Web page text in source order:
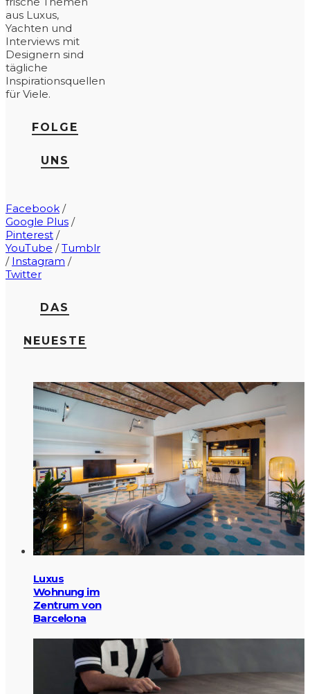
aus Luxus,
Yachten und
Interviews mit
Designern sind
tägliche
Inspirationsquellen
für Viele.
FOLGE
UNS
Facebook /
Google Plus /
Pinterest /
YouTube /Tumblr
/ Instagram /
Twitter
DAS
NEUESTE
Luxus
Wohnung im
Zentrum von
Barcelona